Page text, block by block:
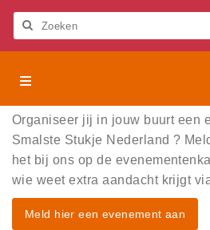
Deze
website
een
toegankelijkheidssysteem.
Het Smalste Stukje Nederland
Activiteiten
Beleven
Bezienswaardigheden
Digitaal beleven
Organiseer jij in jouw buurt een
Smalste Stukje Nederland ?
het bij ons op de
wie weet extra aandacht krijgt
Meld hier een evenement aan